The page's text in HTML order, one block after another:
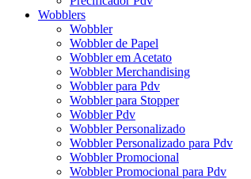
Wobblers
Wobbler
Wobbler de Papel
Wobbler em Acetato
Wobbler Merchandising
Wobbler para Pdv
Wobbler para Stopper
Wobbler Pdv
Wobbler Personalizado
Wobbler Personalizado para Pdv
Wobbler Promocional
Wobbler Promocional para Pdv